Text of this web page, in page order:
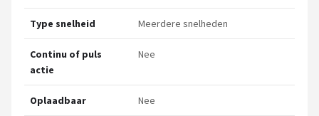
Type snelheid Meerdere snelheden
Continu of puls
actie
Nee
Oplaadbaar Nee